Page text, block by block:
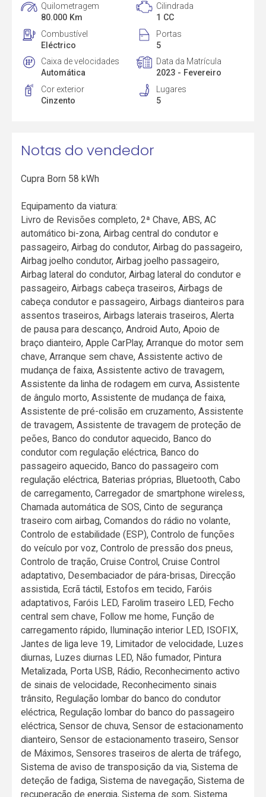
Quilometragem
80.000 Km
Cilindrada
1 CC
Combustível
Eléctrico
Portas
5
Caixa de velocidades
Automática
Data da Matrícula
2023 - Fevereiro
Cor exterior
Cinzento
Lugares
5
Notas do vendedor
Cupra Born 58 kWh
Equipamento da viatura:
Livro de Revisões completo, 2ª Chave, ABS, AC
automático bi-zona, Airbag central do condutor e
passageiro, Airbag do condutor, Airbag do passageiro,
Airbag joelho condutor, Airbag joelho passageiro,
Airbag lateral do condutor, Airbag lateral do condutor e
passageiro, Airbags cabeça traseiros, Airbags de
cabeça condutor e passageiro, Airbags dianteiros para
assentos traseiros, Airbags laterais traseiros, Alerta
de pausa para descanço, Android Auto, Apoio de
braço dianteiro, Apple CarPlay, Arranque do motor sem
chave, Arranque sem chave, Assistente activo de
mudança de faixa, Assistente activo de travagem,
Assistente da linha de rodagem em curva, Assistente
de ângulo morto, Assistente de mudança de faixa,
Assistente de pré-colisão em cruzamento, Assistente
de travagem, Assistente de travagem de proteção de
peões, Banco do condutor aquecido, Banco do
condutor com regulação eléctrica, Banco do
passageiro aquecido, Banco do passageiro com
regulação eléctrica, Baterias próprias, Bluetooth, Cabo
de carregamento, Carregador de smartphone wireless,
Chamada automática de SOS, Cinto de segurança
traseiro com airbag, Comandos do rádio no volante,
Controlo de estabilidade (ESP), Controlo de funções
do veículo por voz, Controlo de pressão dos pneus,
Controlo de tração, Cruise Control, Cruise Control
adaptativo, Desembaciador de pára-brisas, Direcção
assistida, Ecrã táctil, Estofos em tecido, Faróis
adaptativos, Faróis LED, Farolim traseiro LED, Fecho
central sem chave, Follow me home, Função de
carregamento rápido, Iluminação interior LED, ISOFIX,
Jantes de liga leve 19, Limitador de velocidade, Luzes
diurnas, Luzes diurnas LED, Não fumador, Pintura
Metalizada, Porta USB, Rádio, Reconhecimento activo
de sinais de velocidade, Reconhecimento sinais
trânsito, Regulação lombar do banco do condutor
eléctrica, Regulação lombar do banco do passageiro
eléctrica, Sensor de chuva, Sensor de estacionamento
dianteiro, Sensor de estacionamento traseiro, Sensor
de Máximos, Sensores traseiros de alerta de tráfego,
Sistema de aviso de transposição da via, Sistema de
deteção de fadiga, Sistema de navegação, Sistema de
recuperação de energia, Sistema de som, Sistema